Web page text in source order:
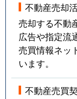
不動産売却
売却する不動
広告や指定流
売買情報ネッ
います。
不動産売買